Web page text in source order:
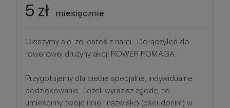
5 zł miesięcznie
Cieszymy się, ze jesteś z nami . Dołączyłeś do
rowerowej drużyny akcji ROWER POMAGA.
Przygotujemy dla ciebie specjalne, indywidualne
podziękowanie. Jeżeli wyrazisz zgodę, to
umieścimy twoje imię i nazwisko (pseudonim) w